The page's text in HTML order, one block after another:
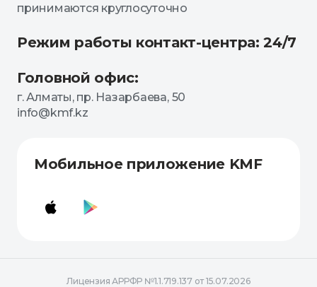
принимаются круглосуточно
Режим работы контакт-центра: 24/7
Головной офис:
г. Алматы, пр. Назарбаева, 50
info@kmf.kz
Мобильное приложение KMF
Лицензия АРРФР №1.1.719.137 от 15.07.2026